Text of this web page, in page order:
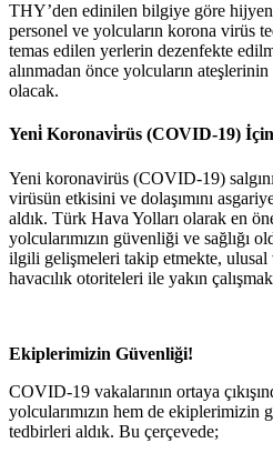
THY’den edinilen bilgiye göre
personel ve yolcuların korona virüs
temas edilen yerlerin dezenfekte
alınmadan önce yolcuların
olacak.
Yeni̇ Koronavi̇rüs (COVID-19)
Yeni koronavirüs (COVID-19)
virüsün etkisini ve dolaşımını
aldık. Türk Hava Yolları olarak en
yolcularımızın güvenliği ve sağlığı
ilgili gelişmeleri takip etmekte, ulusal
havacılık otoriteleri ile yakın
Ekiplerimizin Güvenliği!
COVID-19 vakalarının ortaya
yolcularımızın hem de
tedbirleri aldık. Bu çerçevede;